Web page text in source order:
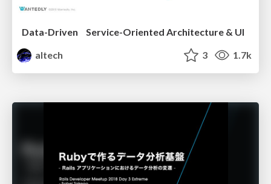
Data-Driven Service-Oriented Architecture & UI
altech
3 1.7k